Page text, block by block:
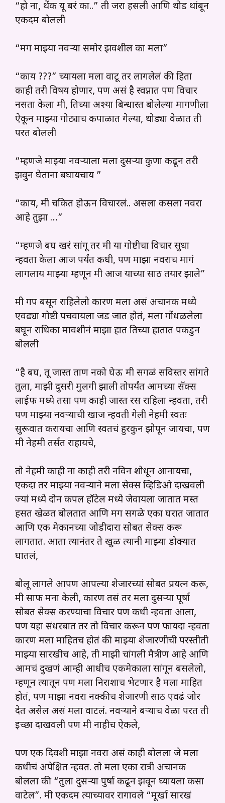
“हो ना, थेंक यू बरं का..” ती जरा हसली आणि थोड थांबून
एकदम बोलली
“मग माझ्या नवऱ्या समोर झवशील का मला”
“काय ???” च्यायला मला वाटू तर लागलेलं की हिता
काही तरी विषय होणार, पण असं है स्वप्नात पण विचार
नसता केला मी, तिच्या अश्या बिन्धास्त बोलेल्या मागणीला
ऐकून माझ्या गोट्याच कपाळात गेल्या, थोड्या वेळात ती
परत बोलली
“म्हणजे माझ्या नवऱ्याला मला दुसऱ्या कुणा कढून तरी
झवुन घेताना बघायचाय ”
“काय, मी चकित होऊन विचारलं.. असला कसला नवरा
आहे तुझा …”
“म्हणजे बघ खरं सांगू तर मी या गोष्टीचा विचार सुधा
न्हवता केला आज पर्यंत कधी, पण माझा नवराच मागं
लागलाय माझ्या म्हणून मी आज याच्या साठी तयार झाले”
मी गप बसून राहिलेलो कारण मला असं अचानक मध्ये
एवढ्या गोष्टी पचवायला जड जात होतं, मला गोंधळलेला
बघून राधिका मावशीनं माझा हात तिच्या हातात पकडुन
बोलली
“है बघ, तू जास्त ताण नको घेऊ मी सगळं सविस्तर सांगते
तुला, माझी दुसरी मुलगी झाली तोपर्यंत आमच्या सॅक्स
लाईफ मध्ये तसा पण काही जास्त रस राहिला न्हवता, तरी
पण माझ्या नवऱ्याची खाज न्हवती गेली नेहमी स्वतः
सुरूवात करायचा आणि स्वतचं हुरकुन झोपून जायचा, पण
मी नेहमी तर्सत राहायचे,
तो नेहमी काही ना काही तरी नविन शोधून आनायचा,
एकदा तर माझ्या नवऱ्याने मला सेक्स व्हिडिओ दाखवली
ज्यां मध्ये दोन कपल हॉटेल मध्ये जेवायला जातात मस्त
हसत खेळत बोलतात आणि मग सगळे एका घरात जातात
आणि एक मेकानच्या जोडीदारा सोबत सेक्स करू
लागतात. आता त्यानंतर ते खुळ त्यानी माझ्या डोक्यात
घातलं,
बोलू लागले आपण आपल्या शेजारच्यां सोबत प्रयत्न करू,
मी साफ मना केली, कारण तसं तर मला दुसऱ्या पूर्षा
सोबत सेक्स करण्याचा विचार पण कधी न्हवता आला,
पण यहा संधरबात तर तो विचार करून पण फायदा न्हवता
कारण मला माहितच होतं की माझ्या शेजारणीची परस्तीती
माझ्या सारखीच आहे, ती माझी चांगली मैत्रीण आहे आणि
आमचं दुखणं आम्ही आधीच एकमेकाला सांगून बसलेलो,
म्हणून त्यातून पण मला निराशाच भेटणार है मला माहित
होतं, पण माझा नवरा नक्कीच शेजारणी साठी एवढं जोर
देत असेल असं मला वाटलं. नवऱ्याने बऱ्याच वेळा परत ती
इच्छा दाखवली पण मी नाहीच ऐकले,
पण एक दिवशी माझा नवरा असं काही बोलला जे मला
कधीचं अपेक्षित न्हवत. तो मला एका रात्री अचानक
बोलला की “तुला दुसऱ्या पुर्षा कढून झवून घ्यायला कसा
वाटेल”. मी एकदम त्याच्यावर रागावले “मूर्खा सारखं